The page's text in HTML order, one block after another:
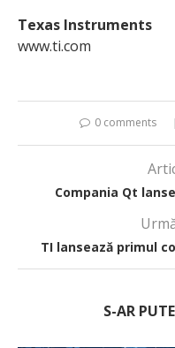
Texas Instruments
www.ti.com
0 comments
Compania Qt
TI lansează primul
S-AR